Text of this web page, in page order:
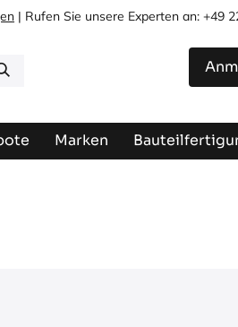
| Rufen Sie unsere Experten an: +49
Marken